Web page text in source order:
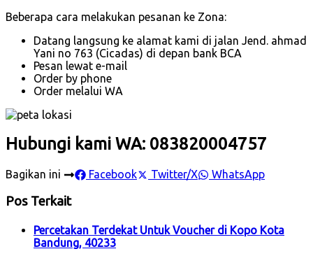
Beberapa cara melakukan pesanan ke Zona:
Datang langsung ke alamat kami di jalan Jend. ahmad
Yani no 763 (Cicadas) di depan bank BCA
Pesan lewat e-mail
Order by phone
Order melalui WA
Hubungi kami WA: 083820004757
Bagikan ini Facebook Twitter/X WhatsApp
Pos Terkait
Percetakan Terdekat Untuk Voucher di Kopo Kota
Bandung, 40233